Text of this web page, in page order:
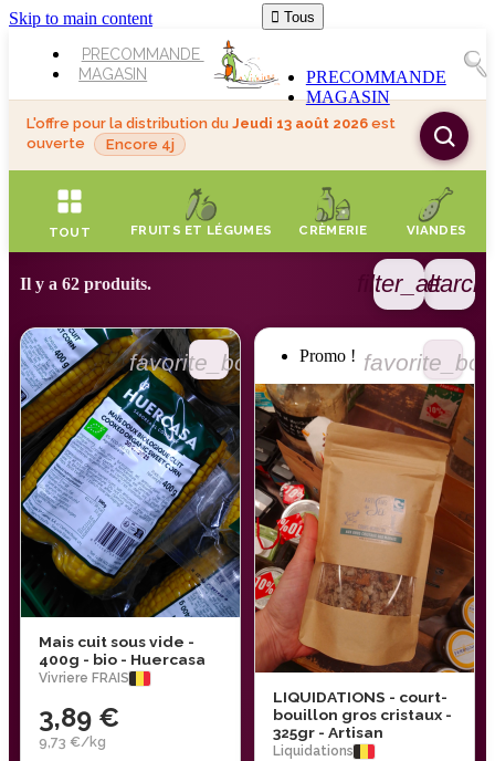
Skip to main content
PRECOMMANDE
MAGASIN
 Tous
PRECOMMANDE
MAGASIN
L'offre pour la distribution du Jeudi 13 août 2026 est
ouverte
Encore 4j
TOUT FRUITS ET LÉGUMES CRÈMERIE VIANDES
Il y a 62 produits. filter_altsearch
favorite_border
Mais cuit sous vide -
400g - bio - Huercasa
Vivriere FRAIS
3,89 €
9,73 €/kg
Promo !
LIQUIDATIONS - court-
bouillon gros cristaux -
325gr - Artisan
Liquidations